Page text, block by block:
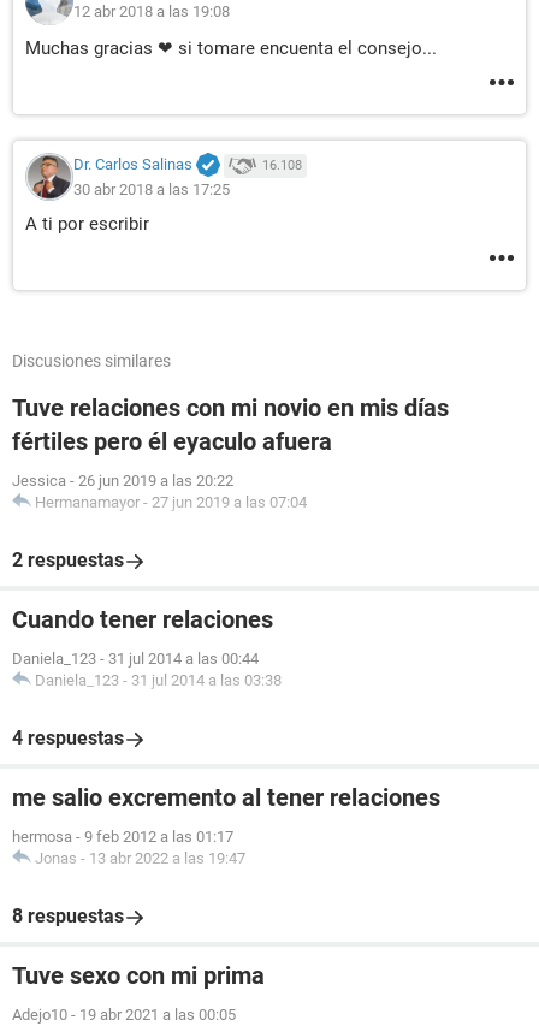
12 abr 2018 a las 19:08
Muchas gracias ❤ si tomare encuenta el consejo...
Dr. Carlos Salinas 16.108
30 abr 2018 a las 17:25
A ti por escribir
Discusiones similares
Tuve relaciones con mi novio en mis días
fértiles pero él eyaculo afuera
Jessica - 26 jun 2019 a las 20:22
Hermanamayor - 27 jun 2019 a las 07:04
2 respuestas
Cuando tener relaciones
Daniela_123 - 31 jul 2014 a las 00:44
Daniela_123 - 31 jul 2014 a las 03:38
4 respuestas
me salio excremento al tener relaciones
hermosa - 9 feb 2012 a las 01:17
Jonas - 13 abr 2022 a las 19:47
8 respuestas
Tuve sexo con mi prima
Adejo10 - 19 abr 2021 a las 00:05